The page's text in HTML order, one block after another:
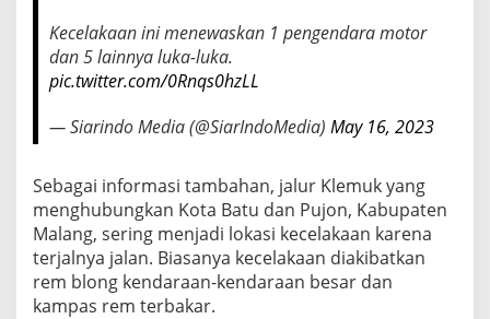
K
N
1
E
T
O
R
Kecelakaan ini menewaskan 1 pengendara motor
dan 5 lainnya luka-luka.
pic.twitter.com/0Rnqs0hzLL
— Siarindo Media (@SiarIndoMedia) May 16, 2023
Sebagai informasi tambahan, jalur Klemuk yang
menghubungkan Kota Batu dan Pujon, Kabupaten
Malang, sering menjadi lokasi kecelakaan karena
terjalnya jalan. Biasanya kecelakaan diakibatkan
rem blong kendaraan-kendaraan besar dan
kampas rem terbakar.